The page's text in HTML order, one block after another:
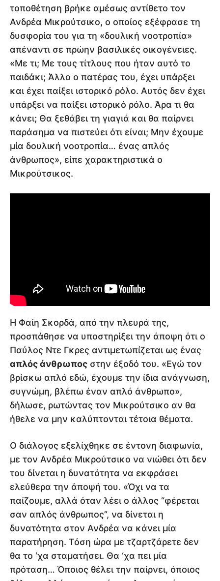
τοποθέτηση βρήκε αμέσως αντίθετο τον
Ανδρέα Μικρούτσικο, ο οποίος εξέφρασε τη
δυσφορία του για τη «δουλική νοοτροπία»
απέναντι σε πρώην βασιλικές οικογένειες.
«Με τι; Με τους τίτλους που ήταν αυτό το
παιδάκι; Άλλο ο πατέρας του, έχει υπάρξει
και έχει παίξει ιστορικό ρόλο. Αυτός δεν έχει
υπάρξει να παίξει ιστορικό ρόλο. Άρα τι θα
κάνει; Θα ξεθάβει τη γιαγιά και θα παίρνει
παράσημα να πιστεύει ότι είναι; Μην έχουμε
μία δουλική νοοτροπία… ένας απλός
άνθρωπος», είπε χαρακτηριστικά ο
Μικρούτσικος.
Η Φαίη Σκορδά, από την πλευρά της,
προσπάθησε να υποστηρίξει την άποψη ότι ο
Παύλος Ντε Γκρες αντιμετωπίζεται ως ένας
απλός άνθρωπος στην έξοδό του. «Εγώ τον
βρίσκω απλό εδώ, έχουμε την ίδια ανάγνωση,
συγνώμη, βλέπω έναν απλό άνθρωπο»,
δήλωσε, ρωτώντας τον Μικρούτσικο αν θα
ήθελε να μην καλύπτονται τέτοια θέματα.
Ο διάλογος εξελίχθηκε σε έντονη διαφωνία,
με τον Ανδρέα Μικρούτσικο να νιώθει ότι δεν
του δίνεται η δυνατότητα να εκφράσει
ελεύθερα την άποψή του. «Όχι να τα
παίζουμε, αλλά όταν λέει ο άλλος “φέρεται
σαν απλός άνθρωπος”, να δίνεται η
δυνατότητα στον Ανδρέα να κάνει μία
παρατήρηση. Τόση ώρα με τζαρτζάρετε δεν
θα το ‘χα σταματήσει. Θα ‘χα πει μία
πρόταση… Όποιος θέλει την παίρνει, όποιος